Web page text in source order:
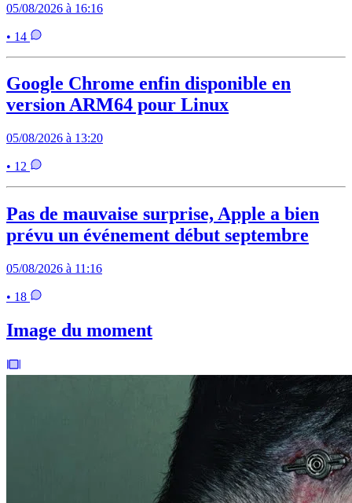
05/08/2026 à 16:16
• 14
Google Chrome enfin disponible en
version ARM64 pour Linux
05/08/2026 à 13:20
• 12
Pas de mauvaise surprise, Apple a bien
prévu un événement début septembre
05/08/2026 à 11:16
• 18
Image du moment